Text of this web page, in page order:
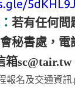
若有任何問
秘書處，電
箱sc@tair.tw
報名及交通資訊